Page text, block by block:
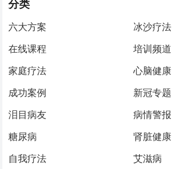
分类
六大方案
冰沙疗法
在线课程
培训频道
家庭疗法
心脑健康
成功案例
新冠专题
泪目病友
病情警报
糖尿病
肾脏健康
自我疗法
艾滋病